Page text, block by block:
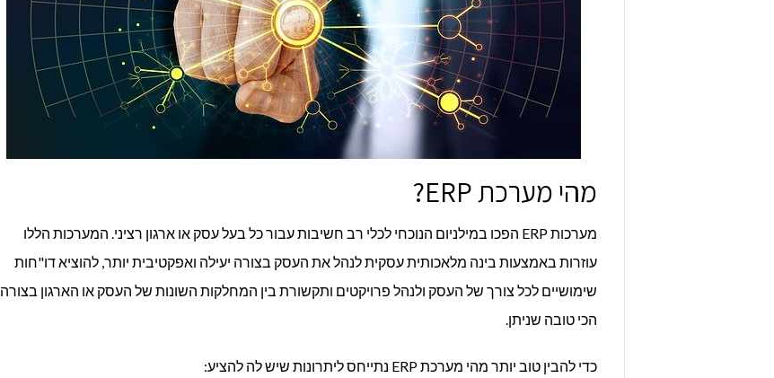
מהי מערכת ERP?
מערכות ERP הפכו במילניום הנוכחי לכלי רב חשיבות עבור כל בעל עסק או ארגון רציני. המערכות הללו
עוזרות באמצעות בינה מלאכותית עסקית לנהל את העסק בצורה יעילה ואפקטיבית יותר, להוציא דו"חות
שימושיים לכל צורך של העסק ולנהל פרויקטים ותקשורת בין המחלקות השונות של העסק או הארגון בצורה
הכי טובה שניתן.
כדי להבין טוב יותר מהי מערכת ERP נתייחס ליתרונות שיש לה להציע: